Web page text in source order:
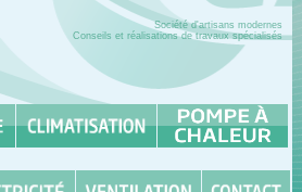
Société d'artisans modernes
Conseils et réalisations de travaux spécialisés